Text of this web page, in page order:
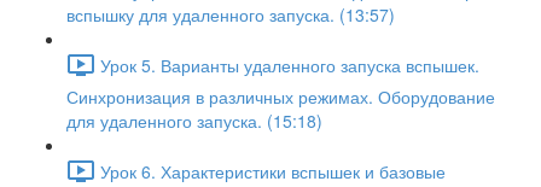
вспышку для удаленного запуска. (13:57)
Урок 5. Варианты удаленного запуска вспышек.
Синхронизация в различных режимах. Оборудование
для удаленного запуска. (15:18)
Урок 6. Характеристики вспышек и базовые